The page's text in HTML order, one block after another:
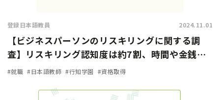
登録日本語教員 2024.11.01
【ビジネスパーソンのリスキリングに関する調
査】リスキリング認知度は約7割、時間や金銭的
余裕があれば「挑戦したい」人は9割に上る
#就職 #日本語教師 #行知学園 #資格取得